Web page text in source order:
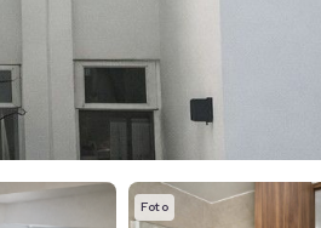
Foto